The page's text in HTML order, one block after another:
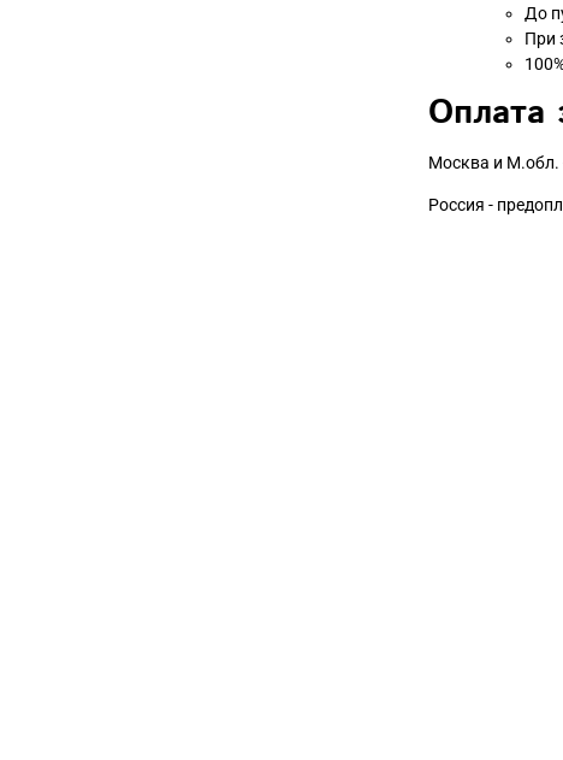
До
При
Оплата
Москва и М.обл.
Россия -